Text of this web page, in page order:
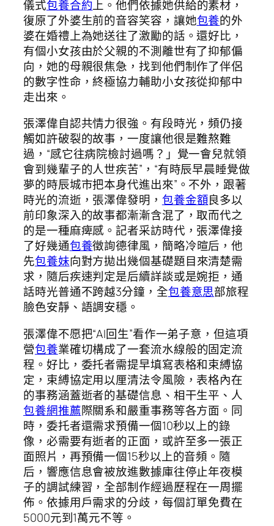
儀式包養合約上。他們依據她供給的素材，
復原了外婆生前的音容笑容，讓她包養的外
婆在婚禮上為她送往了激勵的話。還好比，
有個小女孩由於父親的不測離世有了抑郁偏
向，她的母親很焦急，找到他們制作了伴侶
的數字性命，終極協力輔助小女孩從抑郁中
走出來。
張澤偉自認共情力很強。有段時光，頻仍接
觸如許破裂的故事，一度讓他很是難熬難
過，“感它往病院檢討過嗎？」覺一會兒就領
會到幾輩子的人世疾苦”，“有時辰早晨睡覺做
夢的時辰城市把本身代進出來”。不外，跟著
時光的流逝，張澤偉發明， 包養金額良多以
前印象深入的故事都漸漸含混了，取而代之
的是一種麻痺感。記者采訪時代，張澤偉接
了好幾通包養徵詢德律風，簡略冷暄后，他
先包養妹向對方拋出幾個基礎題目來清楚需
求，隨后疾速判定是后續詳談或是婉拒，通
話時光普通不跨越3分鐘，全包養意思部旅程
臉色安靜、語調安穩。
張澤偉不愿把“AI回生”看作一弟子意，但這項
營包養業確切構成了一套流水線般的固定流
程。好比，委托者需提早填寫表格和束縛協
定，束縛協定用以厘清法令風險，表格內在
的事務涵蓋逝者的基礎信息、相干生平、人
包養網推薦際關系和嚴重事務等各方面。同
時，委托者還需求預備一個10秒以上的錄
像，必需要有逝者的正面，或許至多一張正
面照片，再預備一個15秒以上的音頻。隨
后，響應信息會被放進數據庫往停止年夜模
子的調試練習，全部制作經過歷程在一周擺
佈。依據用戶需求的分歧，每個訂單免費在
5000元到1萬元不等。